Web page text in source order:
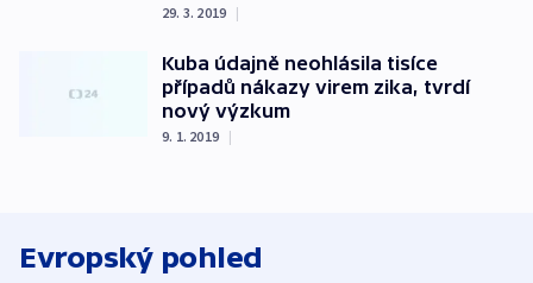
29. 3. 2019 |
Kuba údajně neohlásila tisíce
případů nákazy virem zika, tvrdí
nový výzkum
9. 1. 2019 |
Evropský pohled